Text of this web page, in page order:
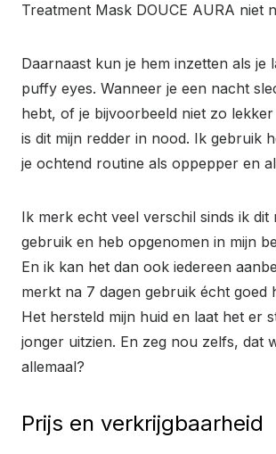
Treatment Mask DOUCE AURA niet
Daarnaast kun je hem inzetten als je
puffy eyes. Wanneer je een nacht
hebt, of je bijvoorbeeld niet zo
is dit mijn redder in nood. Ik gebruik
je ochtend routine als oppepper en
Ik merk echt veel verschil sinds ik dit
gebruik en heb opgenomen in mijn
En ik kan het dan ook iedereen
merkt na 7 dagen gebruik écht goed
Het hersteld mijn huid en laat het er
jonger uitzien. En zeg nou zelfs, dat
allemaal?
Prijs en verkrijgbaarheid